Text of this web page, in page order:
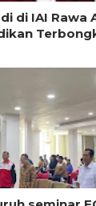
di IAI Rawa